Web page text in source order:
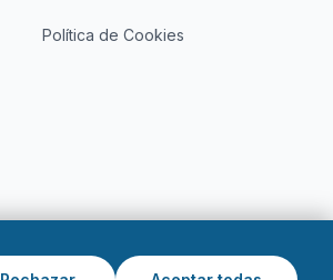
Política de Cookies